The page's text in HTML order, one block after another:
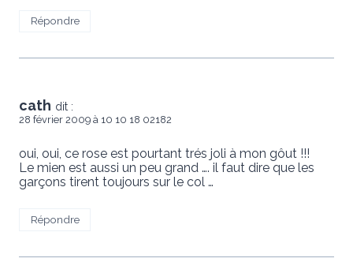
Répondre
cath dit :
28 février 2009 à 10 10 18 02182
oui, oui, ce rose est pourtant trés joli à mon gôut !!!
Le mien est aussi un peu grand …. il faut dire que les
garçons tirent toujours sur le col …
Répondre